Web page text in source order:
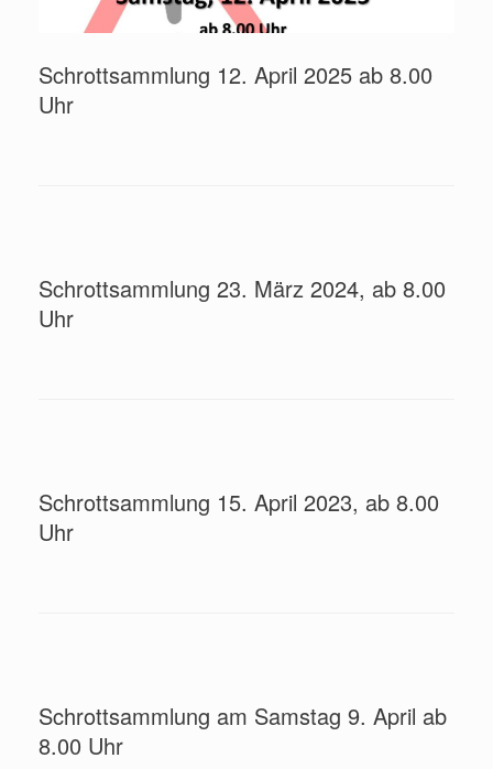
Schrottsammlung 12. April 2025 ab 8.00
Uhr
Schrottsammlung 23. März 2024, ab 8.00
Uhr
Schrottsammlung 15. April 2023, ab 8.00
Uhr
Schrottsammlung am Samstag 9. April ab
8.00 Uhr